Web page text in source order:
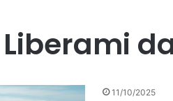
11/10/2025